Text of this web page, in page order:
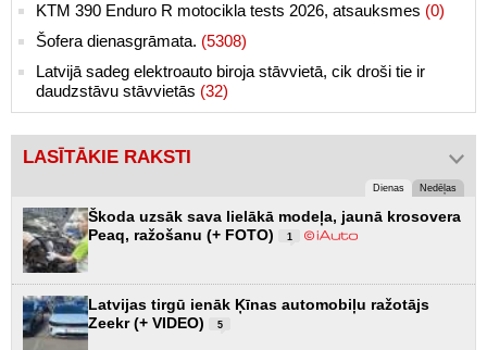
KTM 390 Enduro R motocikla tests 2026, atsauksmes (0)
Šofera dienasgrāmata. (5308)
Latvijā sadeg elektroauto biroja stāvvietā, cik droši tie ir
daudzstāvu stāvvietās (32)
LASĪTĀKIE RAKSTI
Dienas Nedēļas
Škoda uzsāk sava lielākā modeļa, jaunā krosovera
Peaq, ražošanu (+ FOTO)
1
Latvijas tirgū ienāk Ķīnas automobiļu ražotājs
Zeekr (+ VIDEO)
5